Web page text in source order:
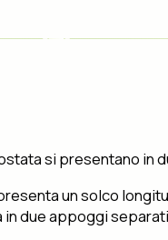
si presentano in
un solco
due appoggi